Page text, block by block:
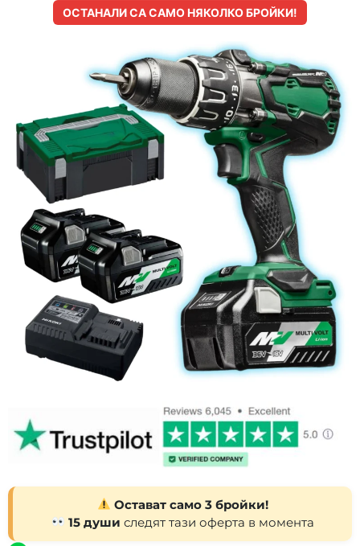
ОСТАНАЛИ СА САМО НЯКОЛКО БРОЙКИ!
Остават само 3 бройки!
15 души следят тази оферта в момента